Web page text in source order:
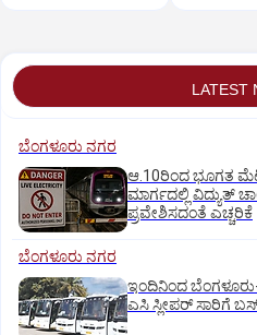
LATEST
ಬೆಂಗಳೂರು ನಗರ
ಆ.10ರಿಂದ ಭೂಗತ
ಮಾರ್ಗದಲ್ಲಿ ವಿದ್ಯುತ್‌
ಪ್ರವೇಶಿಸದಂತೆ ಎಚ್ಚರಿಕೆ
ಬೆಂಗಳೂರು ನಗರ
ಇಂದಿನಿಂದ
ಎಸಿ ಸ್ಲೀಪರ್‌ ಸಾರಿಗೆ